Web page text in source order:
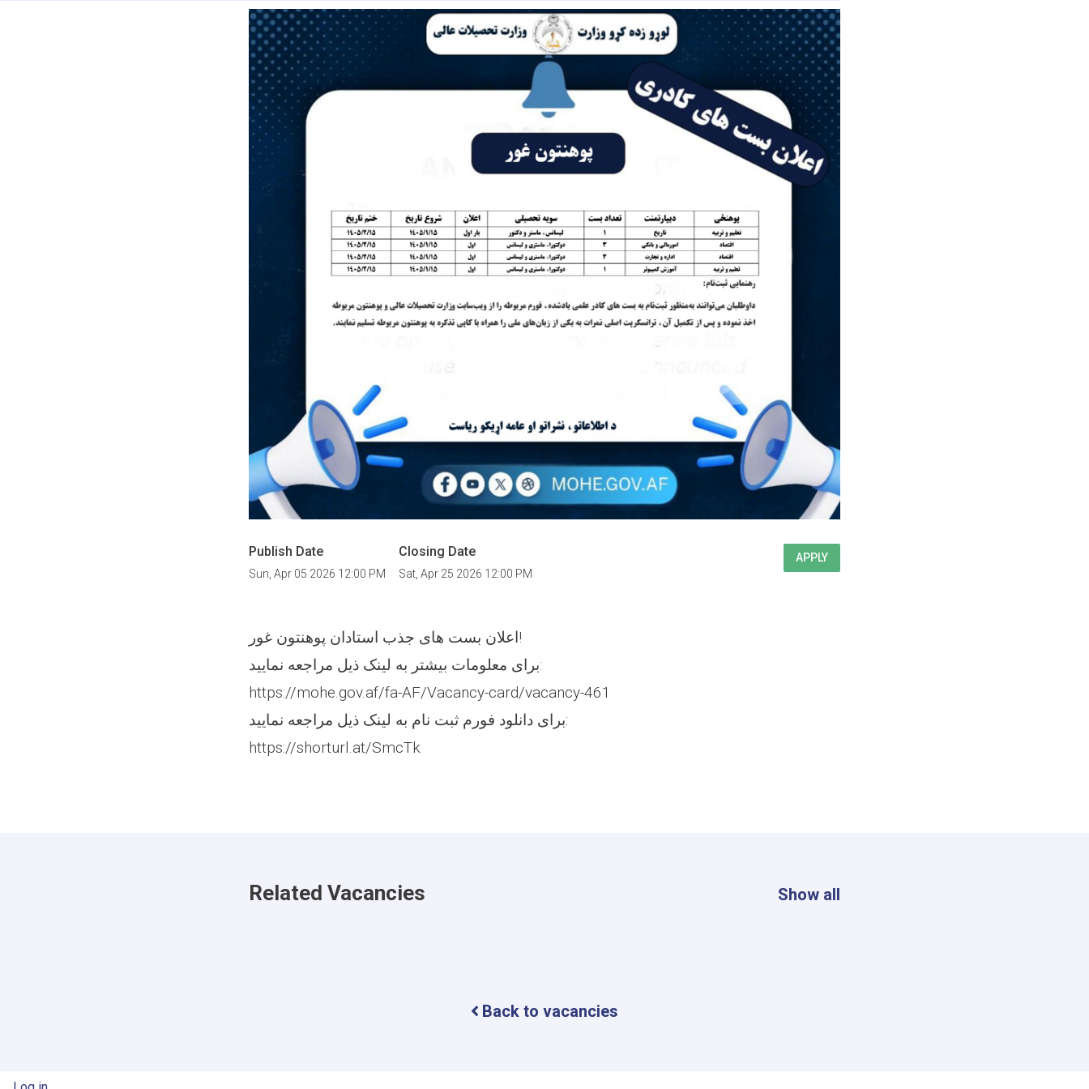
Publish Date
Sun, Apr 05 2026 12:00 PM
Closing Date
Sat, Apr 25 2026 12:00 PM
APPLY
اعلان بست های جذب استادان پوهنتون غور!
برای معلومات بیشتر به لینک ذیل مراجعه نمایید:
https://mohe.gov.af/fa-AF/Vacancy-card/vacancy-461
برای دانلود فورم ثبت نام به لینک ذیل مراجعه نمایید:
https://shorturl.at/SmcTk
Related Vacancies Show all
Back to vacancies
User account menu